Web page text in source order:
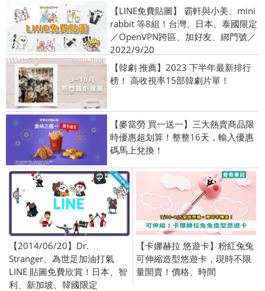
【LINE免費貼圖】 霸軒與小美、mini
rabbit 等8組！台灣、日本、泰國限定
／OpenVPN跨區、加好友、綁門號／
2022/9/20
【韓劇 推薦】2023 下半年最新排行
榜！ 高收視率15部韓劇片單！
【麥當勞 買一送一】三大熱賣商品限
時優惠超划算！整整16天，輸入優惠
碼馬上兌換！
【2014/06/20】Dr.
Stranger、為世足加油打氣
LINE 貼圖免費欣賞！日本、智
利、新加坡、韓國限定
【卡娜赫拉 悠遊卡】粉紅兔兔
可伸縮造型悠遊卡，現時不限
量開賣！價格、時間